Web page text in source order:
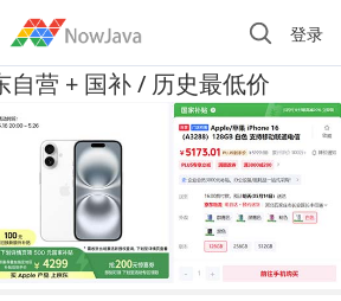
登录
自营 + 国补 / 历史最低价